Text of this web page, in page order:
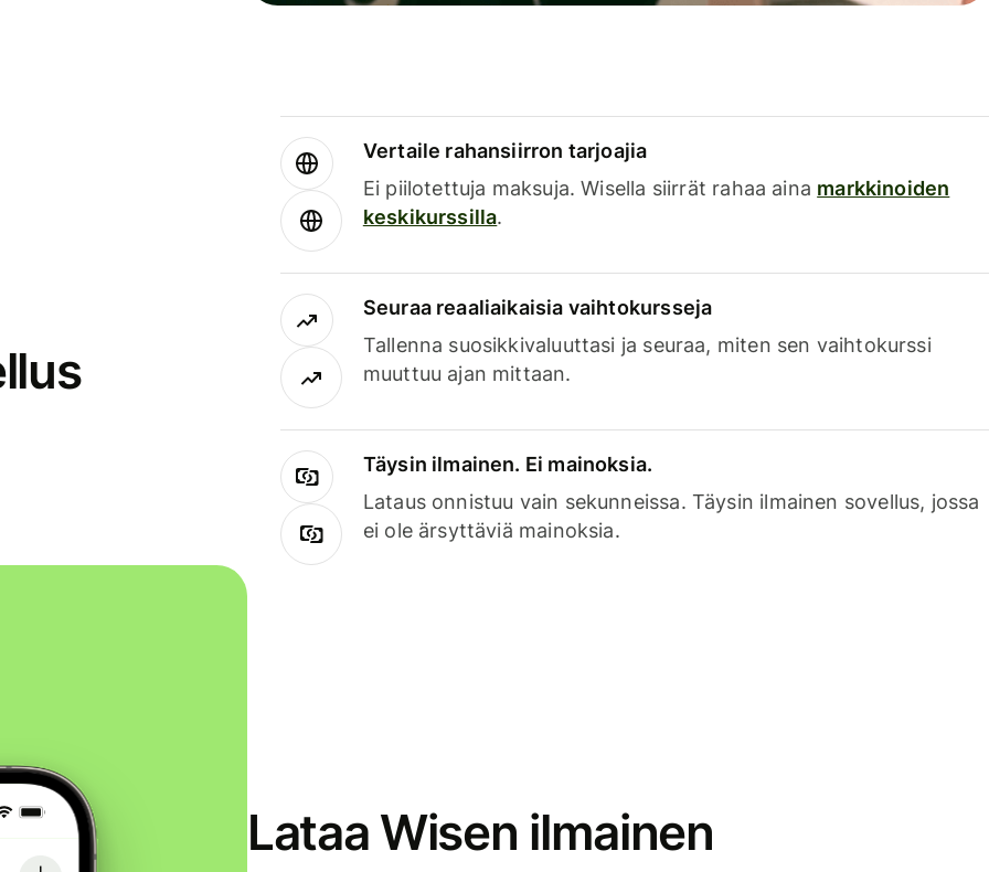
Vertaile rahansiirron tarjoajia
Ei piilotettuja maksuja. Wisella siirrät rahaa aina markkinoiden
keskikurssilla.
Seuraa reaaliaikaisia vaihtokursseja
Tallenna suosikkivaluuttasi ja seuraa, miten sen vaihtokurssi
muuttuu ajan mittaan.
Täysin ilmainen. Ei mainoksia.
Lataus onnistuu vain sekunneissa. Täysin ilmainen sovellus, jossa
ei ole ärsyttäviä mainoksia.
Lataa Wisen ilmainen